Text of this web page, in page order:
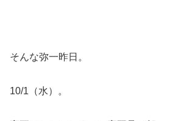
そんな弥一昨日。
10/1（水）。